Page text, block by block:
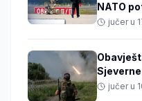
NATO
jučer u
jučer u